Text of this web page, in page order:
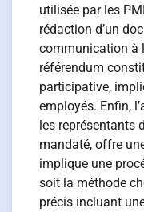
utilisée par les
rédaction d’un
communication à
référendum
participative,
employés. Enfin,
les représentants
mandaté, offre
implique une
soit la méthode
précis incluant